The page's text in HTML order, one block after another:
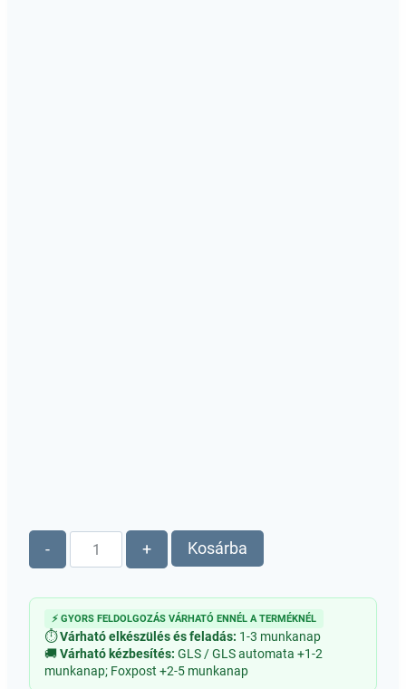
-
Alkalmi
ajándék,
Nőnap,
Anyák
napja,
+ Kosárba
⚡ GYORS FELDOLGOZÁS VÁRHATÓ ENNÉL A TERMÉKNÉL
⏱Várható elkészülés és feladás: 1-3 munkanap
🚚Várható kézbesítés: GLS / GLS automata +1-2
munkanap; Foxpost +2-5 munkanap